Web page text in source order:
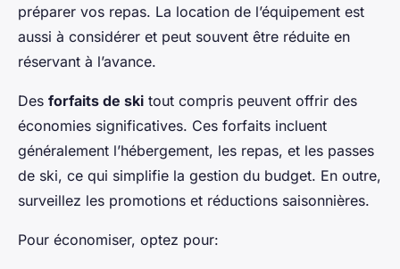
préparer vos repas. La location de l’équipement est
aussi à considérer et peut souvent être réduite en
réservant à l’avance.
Des forfaits de ski tout compris peuvent offrir des
économies significatives. Ces forfaits incluent
généralement l’hébergement, les repas, et les passes
de ski, ce qui simplifie la gestion du budget. En outre,
surveillez les promotions et réductions saisonnières.
Pour économiser, optez pour: